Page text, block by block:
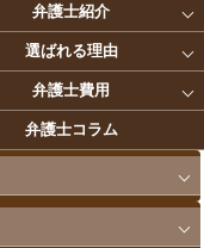
弁護士紹介
選ばれる理由
弁護士費用
弁護士コラム